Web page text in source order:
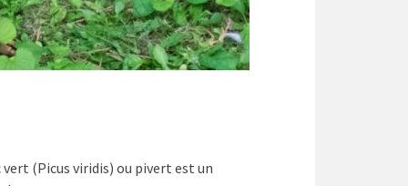
vert (Picus viridis) ou pivert est un